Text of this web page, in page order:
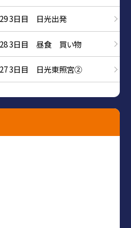
3日目 日光出発
28 3日目 昼食 買い物
27 3日目 日光東照宮②